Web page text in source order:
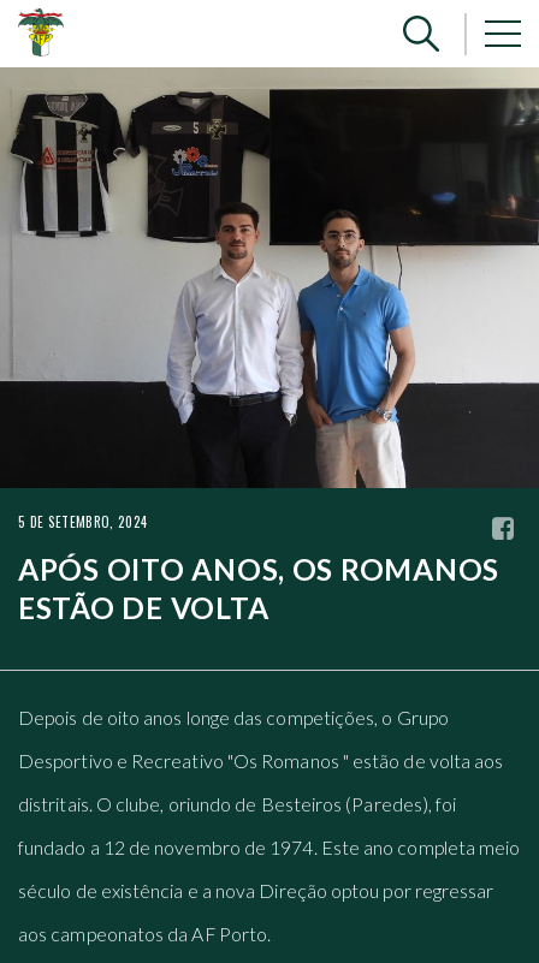
5 DE SETEMBRO, 2024
APÓS OITO ANOS, OS ROMANOS
ESTÃO DE VOLTA
Depois de oito anos longe das competições, o Grupo
Desportivo e Recreativo "Os Romanos " estão de volta aos
distritais. O clube, oriundo de Besteiros (Paredes), foi
fundado a 12 de novembro de 1974. Este ano completa meio
século de existência e a nova Direção optou por regressar
aos campeonatos da AF Porto.